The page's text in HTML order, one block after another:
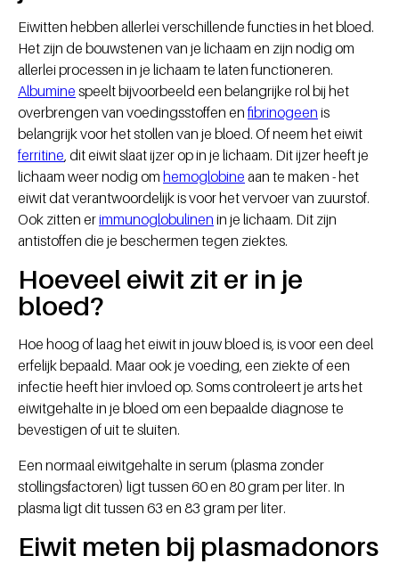
Eiwitten hebben allerlei verschillende functies in het bloed.
Het zijn de bouwstenen van je lichaam en zijn nodig om
allerlei processen in je lichaam te laten functioneren.
Albumine speelt bijvoorbeeld een belangrijke rol bij het
overbrengen van voedingsstoffen en fibrinogeen is
belangrijk voor het stollen van je bloed. Of neem het eiwit
ferritine , dit eiwit slaat ijzer op in je lichaam. Dit ijzer heeft je
lichaam weer nodig om hemoglobine aan te maken - het
eiwit dat verantwoordelijk is voor het vervoer van zuurstof.
Ook zitten erimmunoglobulinen in je lichaam. Dit zijn
antistoffen die je beschermen tegen ziektes.
Hoeveel eiwit zit er in je
bloed?
Hoe hoog of laag het eiwit in jouw bloed is, is voor een deel
erfelijk bepaald. Maar ook je voeding, een ziekte of een
infectie heeft hier invloed op. Soms controleert je arts het
eiwitgehalte in je bloed om een bepaalde diagnose te
bevestigen of uit te sluiten.
Een normaal eiwitgehalte in serum (plasma zonder
stollingsfactoren) ligt tussen 60 en 80 gram per liter. In
plasma ligt dit tussen 63 en 83 gram per liter.
Eiwit meten bij plasmadonors